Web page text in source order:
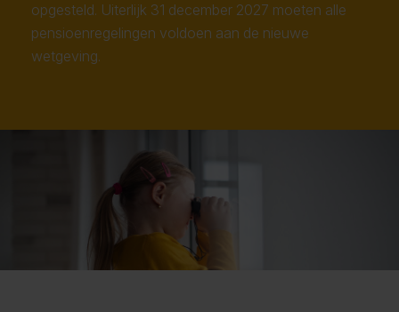
opgesteld. Uiterlijk 31 december 2027 moeten alle
pensioenregelingen voldoen aan de nieuwe
wetgeving.